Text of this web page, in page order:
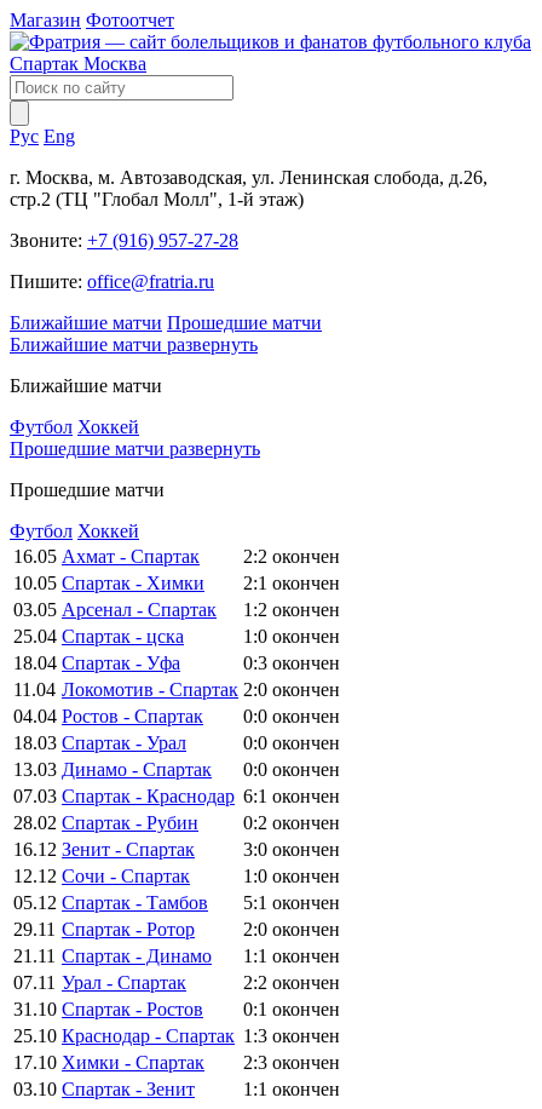
Магазин Фотоотчет
Рус Eng
г. Москва, м. Автозаводская, ул. Ленинская слобода, д.26,
стр.2 (ТЦ "Глобал Молл", 1-й этаж)
Звоните: +7 (916) 957-27-28
Пишите: office@fratria.ru
Ближайшие матчи Прошедшие матчи
Ближайшие матчи развернуть
Ближайшие матчи
Футбол Хоккей
Прошедшие матчи развернуть
Прошедшие матчи
Футбол Хоккей
16.05 Ахмат - Спартак 2:2 окончен
10.05 Спартак - Химки 2:1 окончен
03.05 Арсенал - Спартак 1:2 окончен
25.04 Спартак - цска 1:0 окончен
18.04 Спартак - Уфа 0:3 окончен
11.04 Локомотив - Спартак 2:0 окончен
04.04 Ростов - Спартак 0:0 окончен
18.03 Спартак - Урал 0:0 окончен
13.03 Динамо - Спартак 0:0 окончен
07.03 Спартак - Краснодар 6:1 окончен
28.02 Спартак - Рубин 0:2 окончен
16.12 Зенит - Спартак 3:0 окончен
12.12 Сочи - Спартак 1:0 окончен
05.12 Спартак - Тамбов 5:1 окончен
29.11 Спартак - Ротор 2:0 окончен
21.11 Спартак - Динамо 1:1 окончен
07.11 Урал - Спартак 2:2 окончен
31.10 Спартак - Ростов 0:1 окончен
25.10 Краснодар - Спартак 1:3 окончен
17.10 Химки - Спартак 2:3 окончен
03.10 Спартак - Зенит 1:1 окончен